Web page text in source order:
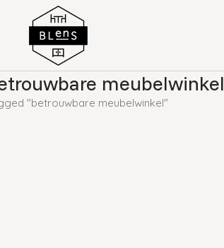
meubelwinkel
"betrouwbare meubelwinkel"